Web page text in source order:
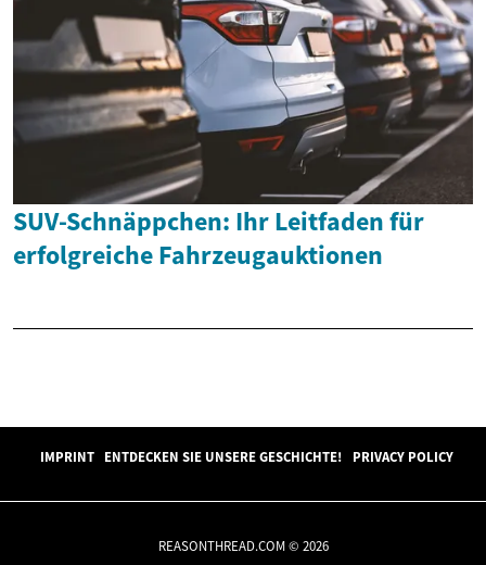
SUV-Schnäppchen: Ihr Leitfaden für
erfolgreiche Fahrzeugauktionen
IMPRINT ENTDECKEN SIE UNSERE GESCHICHTE! PRIVACY POLICY
REASONTHREAD.COM © 2026